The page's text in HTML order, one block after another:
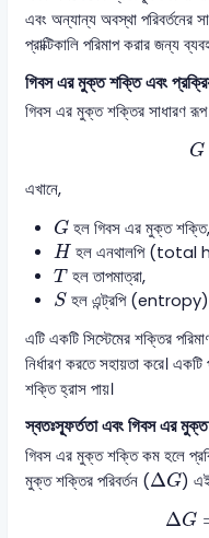
এবং অন্যান্য অবস্থা পরিবর্তনের
প্রাক্টিকালি পরিমাপ করার জন্য
গিবস এর মুক্ত শক্তি এবং
গিবস এর মুক্ত শক্তির সাধারণ
G
এখানে,
G
Gহল গিবস এর মুক্ত শক্তি,
H
H হল এনথালপি
T
T হল তাপমাত্রা,
S
Sহল এন্ট্রপি
এটি একটি সিস্টেমের শক্তির
নির্ধারণ করতে সহায়তা করে।
শক্তি হ্রাস পায়।
স্বতঃস্ফূর্ততা এবং গিবস এর
গিবস এর মুক্ত শক্তি কম হলে
মুক্ত শক্তির পরিবর্তন (ΔG
Δ G)
ΔG
Δ